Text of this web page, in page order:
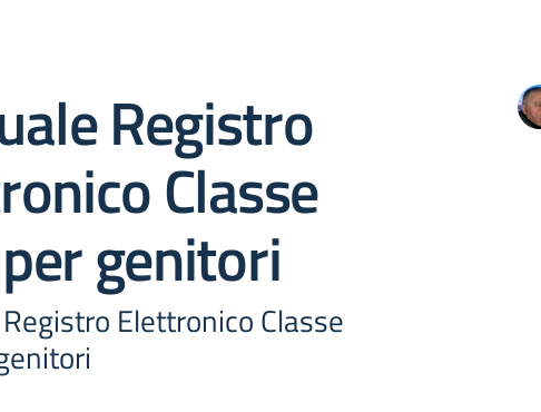
Registro
Classe
genitori
Elettronico Classe